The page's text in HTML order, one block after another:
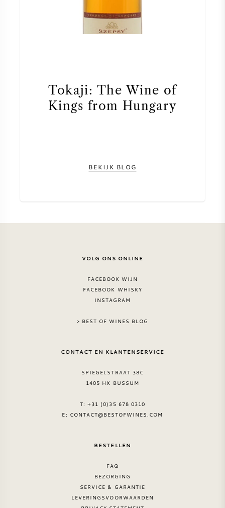
Tokaji: The Wine of
Kings from Hungary
BEKIJK BLOG
VOLG ONS ONLINE
FACEBOOK WIJN
FACEBOOK WHISKY
INSTAGRAM
> BEST OF WINES BLOG
CONTACT EN KLANTENSERVICE
SPIEGELSTRAAT 38C
1405 HX BUSSUM
T: +31 (0)35 678 0310
E: CONTACT@BESTOFWINES.COM
BESTELLEN
FAQ
BEZORGING
SERVICE & GARANTIE
LEVERINGSVOORWAARDEN